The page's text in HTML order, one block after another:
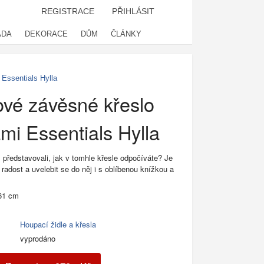
REGISTRACE PŘIHLÁSIT
DEKORACE DŮM ČLÁNKY
Hylla
závěsné křeslo
Essentials Hylla
jak v tomhle křesle odpočíváte? Je
a uvelebit se do něj i s oblíbenou knížkou a
cm
Houpací židle a křesla
vyprodáno